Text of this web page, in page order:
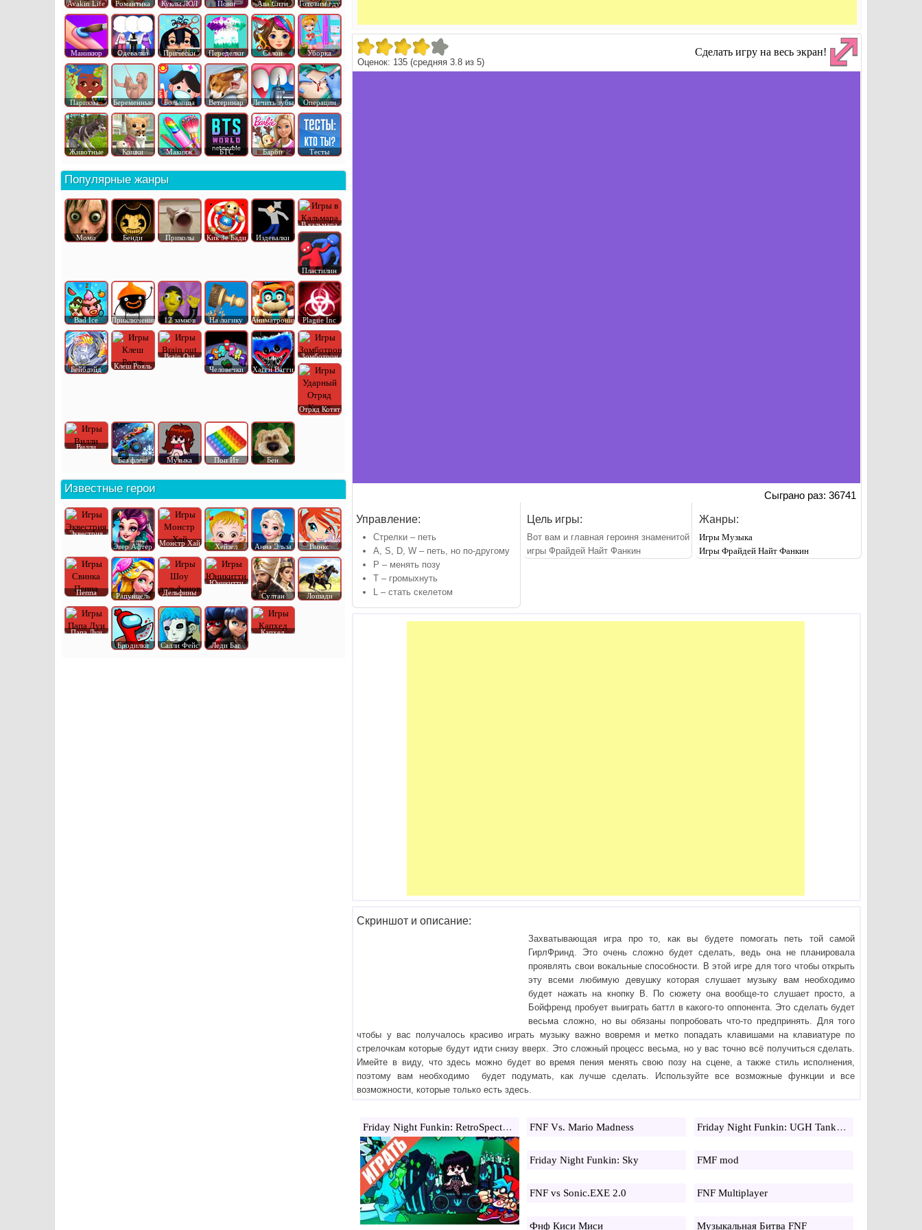
Оценок: 135 (средняя3.8 из5)
Сделать игру на весь экран!
Сыграно раз: 36741
Управление:
Стрелки – петь
A, S, D, W – петь, но по-другому
P – менять позу
T – громыхнуть
L – стать скелетом
Цель игры:
Вот вам и главная героиня знаменитой
игры Фрайдей Найт Фанкин
Жанры:
Игры Музыка
Игры Фрайдей Найт Фанкин
Скриншот и описание:
Захватывающая игра про то, как вы будете помогать петь той самой
ГирлФринд. Это очень сложно будет сделать, ведь она не планировала
проявлять свои вокальные способности. В этой игре для того чтобы открыть
эту всеми любимую девушку которая слушает музыку вам необходимо
будет нажать на кнопку B. По сюжету она вообще-то слушает просто, а
Бойфренд пробует выиграть баттл в какого-то оппонента. Это сделать будет
весьма сложно, но вы обязаны попробовать что-то предпринять. Для того
чтобы у вас получалось красиво играть музыку важно вовремя и метко попадать клавишами на клавиатуре по
стрелочкам которые будут идти снизу вверх. Это сложный процесс весьма, но у вас точно всё получиться сделать.
Имейте в виду, что здесь можно будет во время пения менять свою позу на сцене, а также стиль исполнения,
поэтому вам необходимо будет подумать, как лучше сделать. Используйте все возможные функции и все
возможности, которые только есть здесь.
Friday Night Funkin: RetroSpecter mod FNF Vs. Mario Madness Friday Night Funkin: UGH Tankman
Friday Night Funkin: Sky FMF mod
FNF vs Sonic.EXE 2.0 FNF Multiplayer
Фнф Киси Миси Музыкальная Битва FNF
Avakin Life Романтика Куклы ЛОЛ Пони Ава Сити Готовим еду
Маникюр Одевалки Прически Переделки Салон Уборка
Парикма.. Беременные Больница Ветеринар Лечить зубы Операции
Животные Кошки Макияж БТС Барби Тесты
Популярные жанры
Момо Бенди Приколы Кик Зе Бади Издевалки
В кальмара
Пластилин
Bad Ice Приключения 12 замков На логику Аниматроник Plague Inc
Бейблэйд Клеш Рояль
Brain Out
Человечки
Хагги Вагги
Зомботрон
Отряд Котят
Вилли
Без флеш
Музыка Поп Ит Бен
Известные герои
Эквестрия
Эвер Афтер
Монстр Хай Хейзел Анна Эльза Винкс
Пеппа Рапунцель Дельфины
Юникитти
Султан
Лошади
Папа Луи
Бродилки
Салли Фейс Леди Баг
Капхед